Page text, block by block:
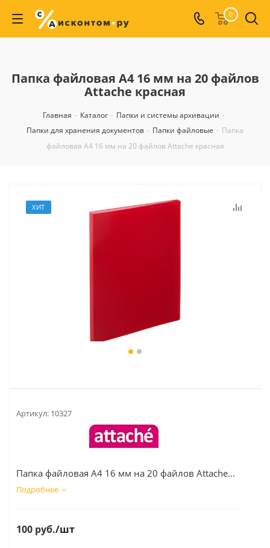
0
Папка файловая А4 16 мм на 20 файлов
Attache красная
Главная - Каталог - Папки и системы архивации -
Папки для хранения документов - Папки файловые - Папка
файловая А4 16 мм на 20 файлов Attache красная
ХИТ
Артикул: 10327
Папка файловая А4 16 мм на 20 файлов Attache...
Подробнее
100 руб./шт